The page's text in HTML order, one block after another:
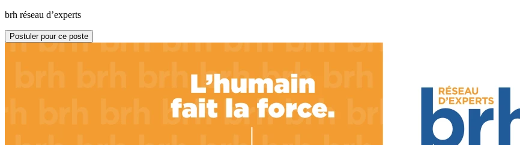
brh réseau d’experts
Postuler pour ce poste